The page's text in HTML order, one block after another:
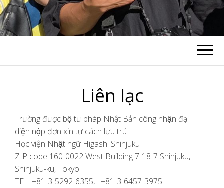
Liên lạc
Trường được bộ tư pháp Nhật Bản công nhận đại
diện nộp đơn xin tư cách lưu trú
Học viện Nhật ngữ Higashi Shinjuku
ZIP code 160-0022 West Building 7-18-7 Shinjuku,
Shinjuku-ku, Tokyo
TEL: +81-3-5292-6355, +81-3-6457-3975